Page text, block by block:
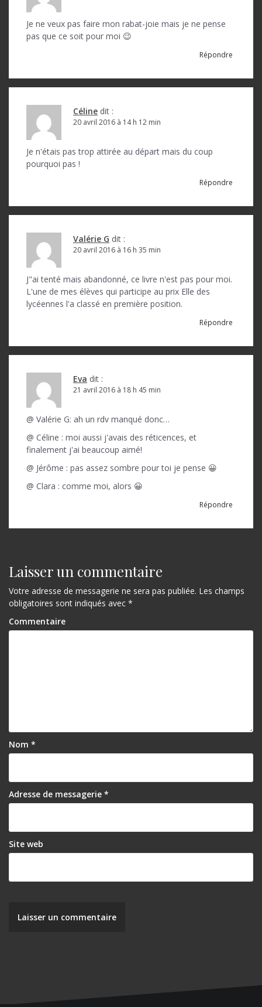
Je ne veux pas faire mon rabat-joie mais je ne pense
pas que ce soit pour moi 😉
Répondre
Céline dit :
20 avril 2016 à 14 h 12 min
Je n'étais pas trop attirée au départ mais du coup
pourquoi pas !
Répondre
Valérie G dit :
20 avril 2016 à 16 h 35 min
J"ai tenté mais abandonné, ce livre n'est pas pour moi.
L'une de mes élèves qui participe au prix Elle des
lycéennes l'a classé en première position.
Répondre
Eva dit :
21 avril 2016 à 18 h 45 min
@ Valérie G: ah un rdv manqué donc…
@ Céline : moi aussi j'avais des réticences, et
finalement j'ai beaucoup aimé!
@ Jérôme : pas assez sombre pour toi je pense 😀
@ Clara : comme moi, alors 😀
Répondre
Laisser un commentaire
Votre adresse de messagerie ne sera pas publiée. Les champs
obligatoires sont indiqués avec *
Commentaire
Nom *
Adresse de messagerie *
Site web